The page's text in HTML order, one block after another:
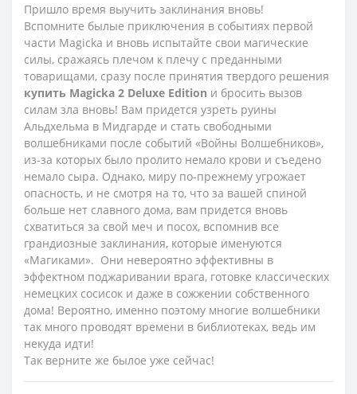
Пришло время выучить заклинания вновь!
Вспомните былые приключения в событиях первой
части Magicka и вновь испытайте свои магические
силы, сражаясь плечом к плечу с преданными
товарищами, сразу после принятия твердого решения
купить Magicka 2 Deluxe Edition и бросить вызов
силам зла вновь! Вам придется узреть руины
Альдхельма в Мидгарде и стать свободными
волшебниками после событий «Войны Волшебников»,
из-за которых было пролито немало крови и съедено
немало сыра. Однако, миру по-прежнему угрожает
опасность, и не смотря на то, что за вашей спиной
больше нет славного дома, вам придется вновь
схватиться за свой меч и посох, вспомнив все
грандиозные заклинания, которые именуются
«Магиками». Они невероятно эффективны в
эффектном поджаривании врага, готовке классических
немецких сосисок и даже в сожжении собственного
дома! Вероятно, именно поэтому многие волшебники
так много проводят времени в библиотеках, ведь им
некуда идти!
Так верните же былое уже сейчас!